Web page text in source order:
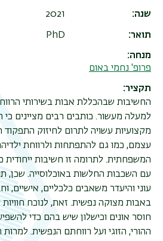
שנה 2021
תואר PhD
מנחה
פרופ' נחמי באום
תקציר
החשיבות שבהכללת אבות בשירותי
למעלה מעשור. כותבים רבים מציינים
מקצועיות עשויה לתרום לחיזוק התפקוד
עצמם, כמו גם להתפתחות ולרווחת
המשפחתית. לתרומה זו חשיבות ייחודית
עם השכבות החלשות באוכלוסייה. שכן,
עוני והיעדר משאבים כלכליים, אישיים,
באבות מצוקה נפשית. זאת, לנוכח
חוסר אונים וכישלון שיש בהם כדי
ההורי, הזוגי ועל רווחתם הנפשית.